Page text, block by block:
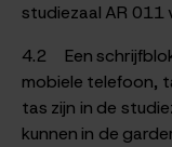
studiezaal AR
4.2 Een
mobiele telefoon,
tas zijn in de
kunnen in de